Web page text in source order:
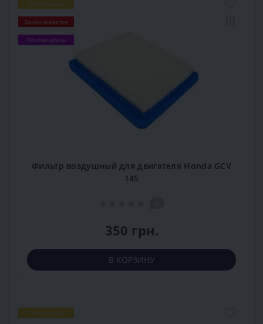
Популярный
Заканчивается
Рекомендуем
Фильтр воздушный для двигателя Honda GCV
145
350 грн.
В КОРЗИНУ
Популярный